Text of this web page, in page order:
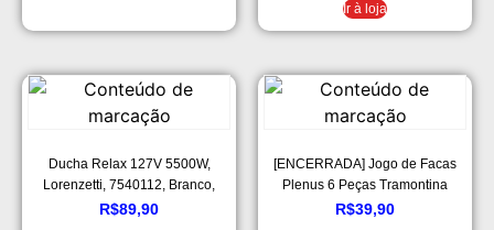
Ir à loja
Ducha Relax 127V 5500W,
Lorenzetti, 7540112, Branco,
Pequeno
R$89,90
[ENCERRADA] Jogo de Facas
Plenus 6 Peças Tramontina
Plenus Multicor
R$39,90